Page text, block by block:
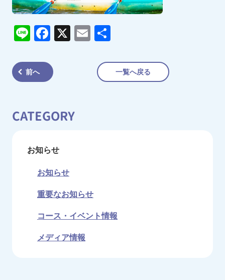
LineFacebook
X Email
共
前へ 一覧へ戻る
CATEGORY
お知らせ
お知らせ
重要なお知らせ
コース・イベント情報
メディア情報